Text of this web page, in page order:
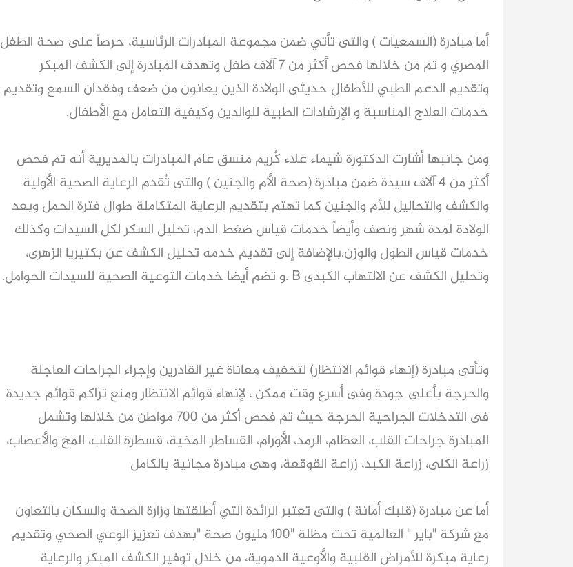
أما مبادرة (السمعيات ) والتى تأتي ضمن مجموعة المبادرات الرئاسية، حرصاً على صحة الطفل
المصري و تم من خلالها فحص أكثر من 7 آلاف طفل وتهدف المبادرة إلى الكشف المبكر
وتقديم الدعم الطبي للأطفال حديثى الولادة الذين يعانون من ضعف وفقدان السمع وتقديم
خدمات العلاج المناسبة و الإرشادات الطبية للوالدين وكيفية التعامل مع الأطفال.
ومن جانبها أشارت الدكتورة شيماء علاء كٌريم منسق عام المبادرات بالمديرية أنه تم فحص
أكثر من 4 آلاف سيدة ضمن مبادرة (صحة الأم والجنين ) والتى تُقدم الرعاية الصحية الأولية
والكشف والتحاليل للأم والجنين كما تهتم بتقديم الرعاية المتكاملة طوال فترة الحمل وبعد
الولادة لمدة شهر ونصف وأيضاً خدمات قياس ضغط الدم، تحليل السكر لكل السيدات وكذلك
خدمات قياس الطول والوزن.بالإضافة إلى تقديم خدمه تحليل الكشف عن بكتيريا الزهرى،
وتحليل الكشف عن الالتهاب الكبدى B .و تضم أيضا خدمات التوعية الصحية للسيدات الحوامل.
وتأتى مبادرة (إنهاء قوائم الانتظار) لتخفيف معاناة غير القادرين وإجراء الجراحات العاجلة
والحرجة بأعلى جودة وفى أسرع وقت ممكن ، لإنهاء قوائم الانتظار ومنع تراكم قوائم جديدة
فى التدخلات الجراحية الحرجة حيث تم فحص أكثر من 700 مواطن من خلالها وتشمل
المبادرة جراحات القلب، العظام، الرمد، الأورام، القساطر المخية، قسطرة القلب، المخ والأعصاب،
زراعة الكلى، زراعة الكبد، زراعة القوقعة، وهى مبادرة مجانية بالكامل
أما عن مبادرة (قلبك أمانة ) والتى تعتبر الرائدة التي أطلقتها وزارة الصحة والسكان بالتعاون
مع شركة "باير " العالمية تحت مظلة "100 مليون صحة "بهدف تعزيز الوعي الصحي وتقديم
رعاية مبكرة للأمراض القلبية والأوعية الدموية، من خلال توفير الكشف المبكر والرعاية